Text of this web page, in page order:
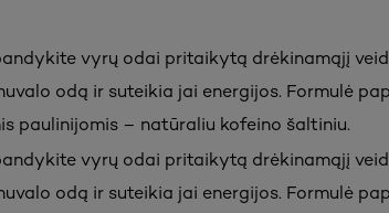
vyrų odai pritaikytą drėkinamąjį
odą ir suteikia jai energijos. Formulė
paulinijomis – natūraliu kofeino šaltiniu.
vyrų odai pritaikytą drėkinamąjį
odą ir suteikia jai energijos. Formulė